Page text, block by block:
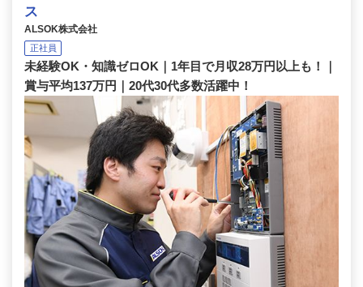
ス
ALSOK株式会社
正社員
未経験OK・知識ゼロOK｜1年目で月収28万円以上も！｜
賞与平均137万円｜20代30代多数活躍中！